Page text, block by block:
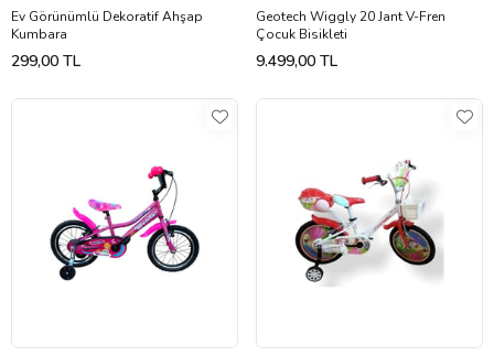
Ev Görünümlü Dekoratif Ahşap
Kumbara
299,00 TL
Geotech Wiggly 20 Jant V-Fren
Çocuk Bisikleti
9.499,00 TL